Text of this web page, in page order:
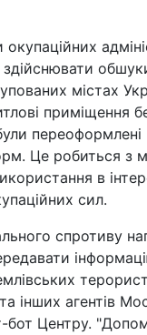
містах
приміщення
переоформлені
Це робиться з
в
сил.
спротиву
інших агентів
бот Центру.